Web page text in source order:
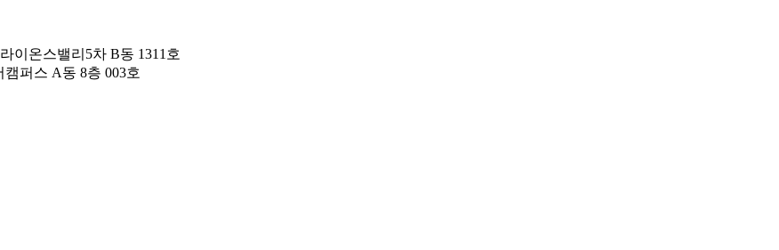
이온스밸리5차 B동 1311호
퍼스 A동 8층 003호